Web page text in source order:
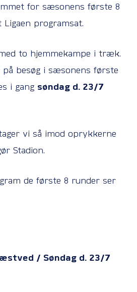
for sæsonens første 8
programsat.
to hjemmekampe i træk.
besøg i sæsonens første
i gang søndag d. 23/7
vi så imod oprykkerne
Stadion.
de første 8 runder ser
/ Søndag d. 23/7